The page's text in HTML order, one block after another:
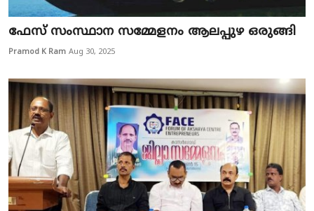
ഫേസ് സംസ്ഥാന സമ്മേളനം ആലപ്പുഴ ഒരുങ്ങി
Pramod K Ram Aug 30, 2025